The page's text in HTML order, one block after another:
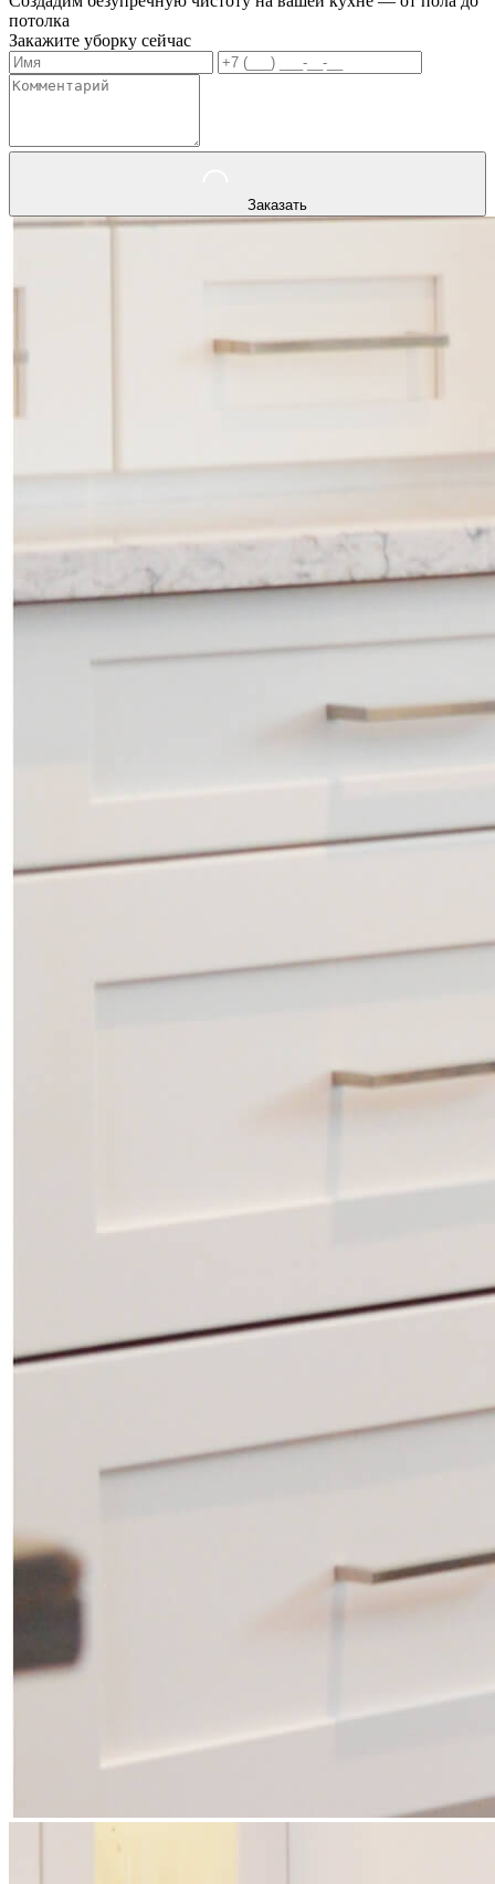
потолка
Закажите уборку сейчас
Заказать